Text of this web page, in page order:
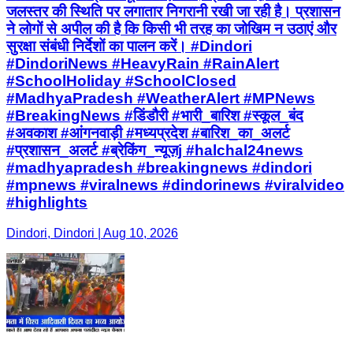
जलस्तर की स्थिति पर लगातार निगरानी रखी जा रही है। प्रशासन
ने लोगों से अपील की है कि किसी भी तरह का जोखिम न उठाएं और
सुरक्षा संबंधी निर्देशों का पालन करें। #Dindori
#DindoriNews #HeavyRain #RainAlert
#SchoolHoliday #SchoolClosed
#MadhyaPradesh #WeatherAlert #MPNews
#BreakingNews #डिंडौरी #भारी_बारिश #स्कूल_बंद
#अवकाश #आंगनवाड़ी #मध्यप्रदेश #बारिश_का_अलर्ट
#प्रशासन_अलर्ट #ब्रेकिंग_न्यूज़j #halchal24news
#madhyapradesh #breakingnews #dindori
#mpnews #viralnews #dindorinews #viralvideo
#highlights
Dindori, Dindori | Aug 10, 2026